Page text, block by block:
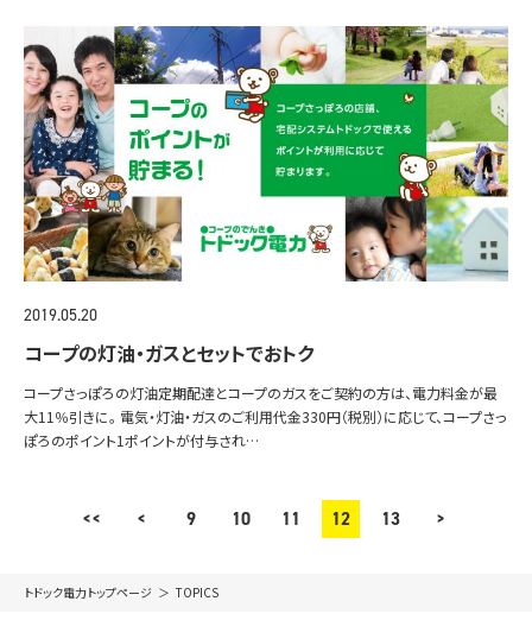
2019.05.20
コープの灯油・ガスとセットでおトク
コープさっぽろの灯油定期配達とコープのガスをご契約の方は、電力料金が最
大11％引きに。 電気・灯油・ガスのご利用代金330円（税別）に応じて、コープさっ
ぽろのポイント1ポイントが付与され…
<< < 9 10 11 12 13 >
トドック電力トップページ TOPICS